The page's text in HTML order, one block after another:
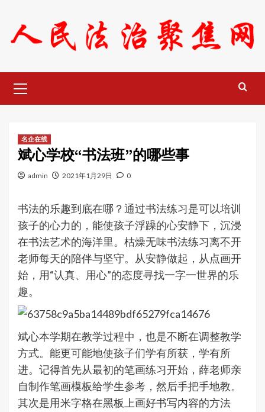
content
Menu
名企在线
斌心学校“书法班”的哪些事
admin 2021年1月29日 0
书法的乐趣到底在哪？通过书法练习是可以培训
孩子的心力的，能使孩子浮躁的心安静下，沉浸
在书法艺术的海洋里。枯燥无味书法练习离不开
老师每天的陪伴与坚守。从安静做起，从点画开
始，用“认真、用心”的态度寻找一字一世界的乐
趣。
斌心本学期在教学过程中，也是不断在调整教学
方式。能更可能地使孩子们学有所获，学有所
进。记得首先从最初的笔画练习开始，薛老师亲
自制作笔画模板给学生参考，然后手把手地教。
其次是用米字格在黑板上画好书写内容的方法